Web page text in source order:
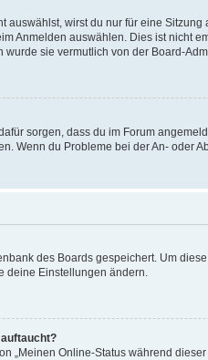
auswählst, wirst du nur für eine
Anmelden auswählen. Dies ist nicht
wurde sie vermutlich von der Board-
sorgen, dass du im Forum
Wenn du Probleme bei der An- oder
des Boards gespeichert. Um
deine Einstellungen ändern.
„Meinen Online-Status während